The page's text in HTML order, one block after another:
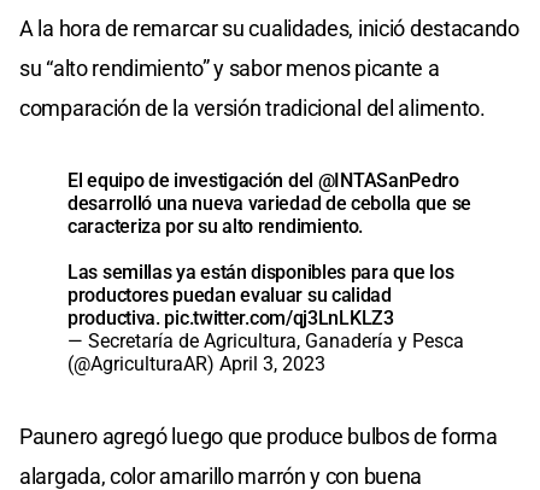
A la hora de remarcar su cualidades, inició destacando
su “alto rendimiento” y sabor menos picante a
comparación de la versión tradicional del alimento.
El equipo de investigación del @INTASanPedro
desarrolló una nueva variedad de cebolla que se
caracteriza por su alto rendimiento.
Las semillas ya están disponibles para que los
productores puedan evaluar su calidad
productiva. pic.twitter.com/qj3LnLKLZ3
— Secretaría de Agricultura, Ganadería y Pesca
(@AgriculturaAR) April 3, 2023
Paunero agregó luego que produce bulbos de forma
alargada, color amarillo marrón y con buena